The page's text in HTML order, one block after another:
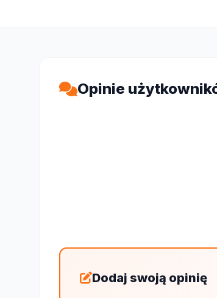
Opinie
Dodaj swoją opinię